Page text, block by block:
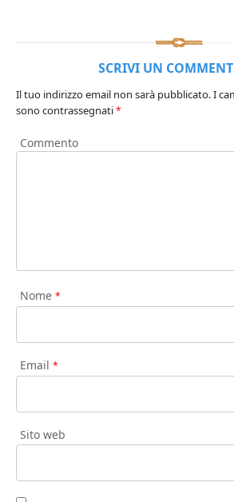
SCRIVI UN
Il tuo indirizzo email non sarà pubblicato.I
sono contrassegnati*
Commento
Nome *
Email *
Sito web